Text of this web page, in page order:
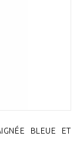
BLEUE ET